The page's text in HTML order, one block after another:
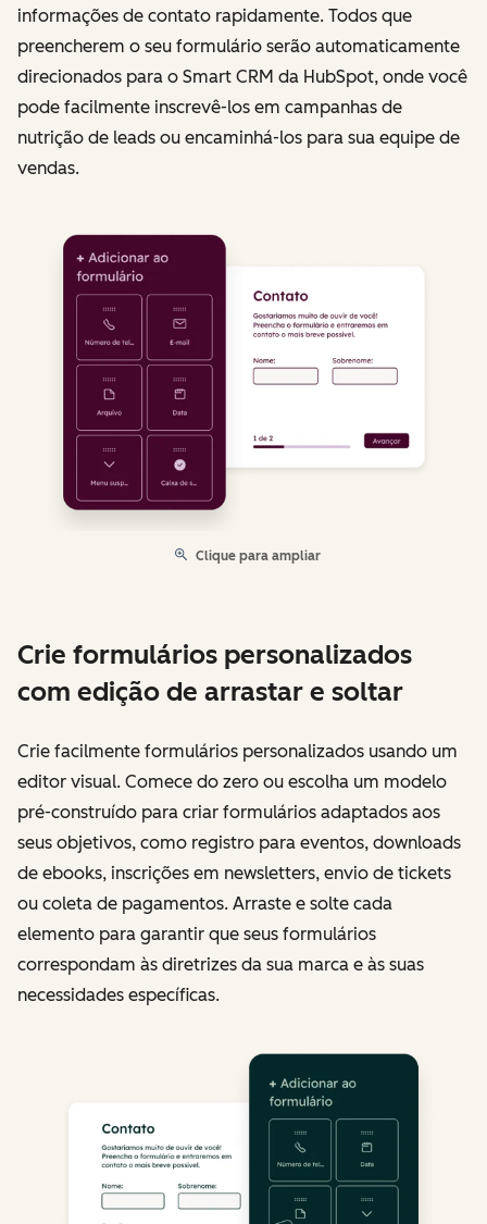
informações de contato rapidamente. Todos que
preencherem o seu formulário serão automaticamente
direcionados para o Smart CRM da HubSpot, onde você
pode facilmente inscrevê-los em campanhas de
nutrição de leads ou encaminhá-los para sua equipe de
vendas.
Clique para ampliar
Crie formulários personalizados
com edição de arrastar e soltar
Crie facilmente formulários personalizados usando um
editor visual. Comece do zero ou escolha um modelo
pré-construído para criar formulários adaptados aos
seus objetivos, como registro para eventos, downloads
de ebooks, inscrições em newsletters, envio de tickets
ou coleta de pagamentos. Arraste e solte cada
elemento para garantir que seus formulários
correspondam às diretrizes da sua marca e às suas
necessidades específicas.